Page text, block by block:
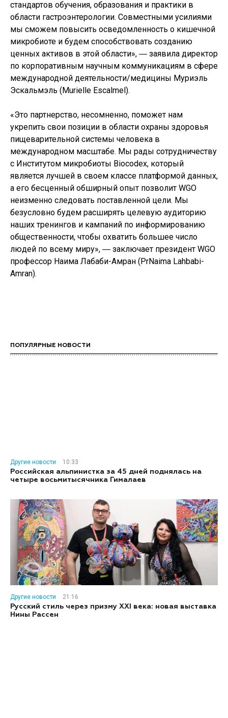
стандартов обучения, образования и практики в
области гастроэнтерологии. Совместными усилиями
мы сможем повысить осведомленность о кишечной
микробиоте и будем способствовать созданию
ценных активов в этой области», ― заявила директор
по корпоративным научным коммуникациям в сфере
международной деятельности/медицины Муриэль
Эскальмэль (Murielle Escalmel).
«Это партнерство, несомненно, поможет нам
укрепить свои позиции в области охраны здоровья
пищеварительной системы человека в
международном масштабе. Мы рады сотрудничеству
с Институтом микробиоты Biocodex, который
является лучшей в своем классе платформой данных,
а его бесценный обширный опыт позволит WGO
неизменно следовать поставленной цели. Мы
безусловно будем расширять целевую аудиторию
наших тренингов и кампаний по информированию
общественности, чтобы охватить большее число
людей по всему миру», ― заключает президент WGO
профессор Наима Лабаби-Амран (PrNaima Lahbabi-
Amran).
ПОПУЛЯРНЫЕ НОВОСТИ
Другие новости
10:33
Российская альпинистка за 45 дней поднялась на
четыре восьмитысячника Гималаев
Другие новости
21:16
Русский стиль через призму XXI века: новая выставка
Нины Рассен